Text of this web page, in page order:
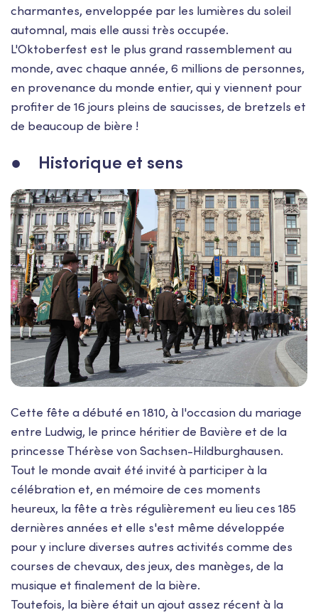
charmantes, enveloppée par les lumières du soleil
automnal, mais elle aussi très occupée.
L'Oktoberfest est le plus grand rassemblement au
monde, avec chaque année, 6 millions de personnes,
en provenance du monde entier, qui y viennent pour
profiter de 16 jours pleins de saucisses, de bretzels et
de beaucoup de bière !
● Historique et sens
Cette fête a débuté en 1810, à l'occasion du mariage
entre Ludwig, le prince héritier de Bavière et de la
princesse Thérèse von Sachsen-Hildburghausen.
Tout le monde avait été invité à participer à la
célébration et, en mémoire de ces moments
heureux, la fête a très régulièrement eu lieu ces 185
dernières années et elle s'est même développée
pour y inclure diverses autres activités comme des
courses de chevaux, des jeux, des manèges, de la
musique et finalement de la bière.
Toutefois, la bière était un ajout assez récent à la